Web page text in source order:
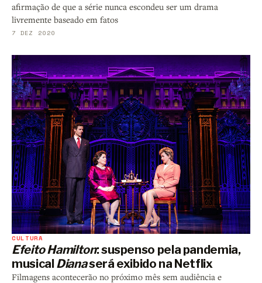
afirmação de que a série nunca escondeu ser um drama
livremente baseado em fatos
7 DEZ 2020
CULTURA
Efeito Hamilton: suspenso pela pandemia,
musicalDianaserá exibido na Netflix
Filmagens acontecerão no próximo mês sem audiência e